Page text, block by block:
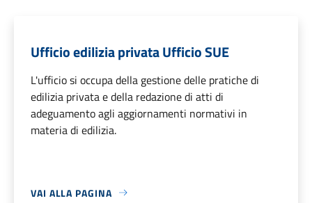
Ufficio edilizia privata Ufficio SUE
L'ufficio si occupa della gestione delle pratiche di
edilizia privata e della redazione di atti di
adeguamento agli aggiornamenti normativi in
materia di edilizia.
VAI ALLA PAGINA